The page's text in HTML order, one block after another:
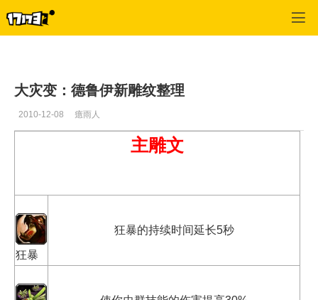
大灾变：德鲁伊新雕纹整理
2010-12-08 癔雨人
主雕文
狂暴
狂暴的持续时间延长5秒